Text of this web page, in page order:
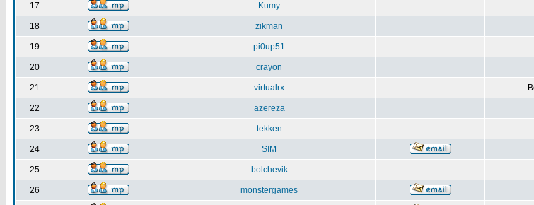
17 Kumy
18 zikman
19 pi0up51
20 crayon
21 virtualrx
22 azereza
23 tekken
24 SIM
25 bolchevik
26 monstergames